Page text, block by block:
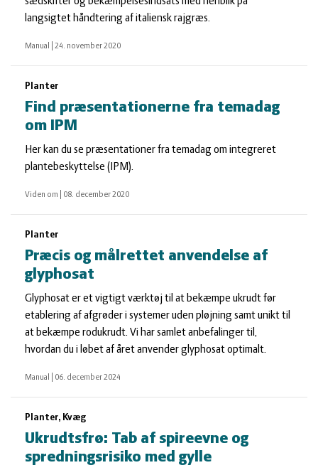
langsigtet håndtering af italiensk rajgræs.
Manual 24. november 2020
Planter
Find præsentationerne fra temadag
om IPM
Her kan du se præsentationer fra temadag om integreret
plantebeskyttelse (IPM).
Viden om 08. december 2020
Planter
Præcis og målrettet anvendelse af
glyphosat
Glyphosat er et vigtigt værktøj til at bekæmpe ukrudt før
etablering af afgrøder i systemer uden pløjning samt unikt til
at bekæmpe rodukrudt. Vi har samlet anbefalinger til,
hvordan du i løbet af året anvender glyphosat optimalt.
Manual 06. december 2024
Planter, Kvæg
Ukrudtsfrø: Tab af spireevne og
spredningsrisiko med gylle